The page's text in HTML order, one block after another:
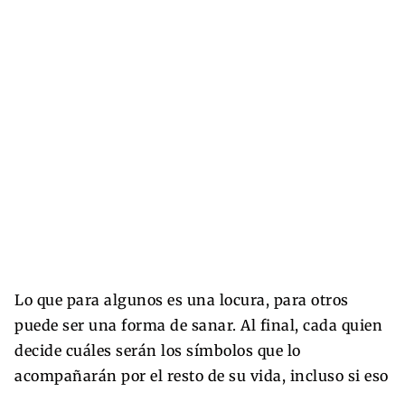
Lo que para algunos es una locura, para otros
puede ser una forma de sanar. Al final, cada quien
decide cuáles serán los símbolos que lo
acompañarán por el resto de su vida, incluso si eso